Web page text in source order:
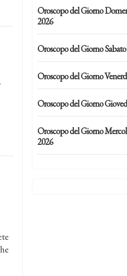
Oroscopo del Giorno
2026
Oroscopo del Giorno
Oroscopo del Giorno
Oroscopo del Giorno
Oroscopo del Giorno
2026